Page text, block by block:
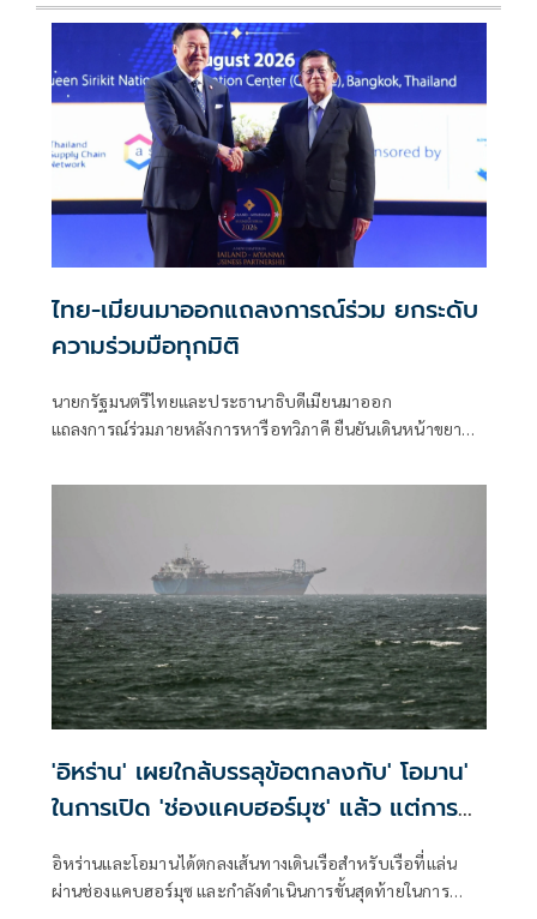
ไทย-เมียนมาออกแถลงการณ์ร่วม ยกระดับ
ความร่วมมือทุกมิติ
นายกรัฐมนตรีไทยและประธานาธิบดีเมียนมาออก
แถลงการณ์ร่วมภายหลังการหารือทวิภาคี ยืนยันเดินหน้าขยาย
ปราบปรามอาชญากรรมข้ามชา
'อิหร่าน' เผยใกล้บรรลุข้อตกลงกับ' โอมาน'
ในการเปิด 'ช่องแคบฮอร์มุซ' แล้ว แต่การ
อิหร่านและโอมานได้ตกลงเส้นทางเดินเรือสำหรับเรือที่แล่น
ผ่านช่องแคบฮอร์มุซ และกำลังดำเนินการขั้นสุดท้ายในการ